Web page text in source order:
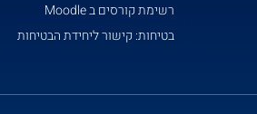
רשימת קורסים ב Moodle
בטיחות: קישור ליחידת הבטיחות